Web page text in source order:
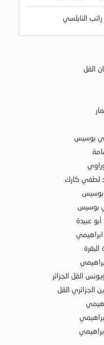
النابلسي
القل
بوسيس
لطفي كارك
بوسيس
بوسيس
عبيدة
القل الجزائر
الجزائري القل